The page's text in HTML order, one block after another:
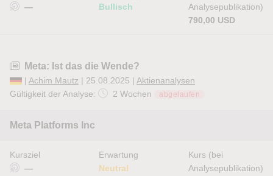
—
Bullisch
Analysepublikation)
790,00 USD
Meta: Ist das die Wende?
| Achim Mautz | 25.08.2025 | Aktienanalysen
Gültigkeit der Analyse:
2 Wochen abgelaufen
Meta Platforms Inc
Kursziel
—
Erwartung
Neutral
Kurs (bei
Analysepublikation)